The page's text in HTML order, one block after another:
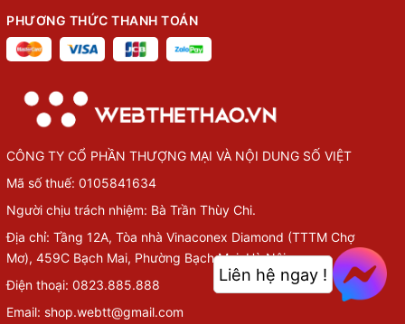
PHƯƠNG THỨC THANH TOÁN
CÔNG TY CỔ PHẦN THƯỢNG MẠI VÀ NỘI DUNG SỐ VIỆT
Mã số thuế: 0105841634
Người chịu trách nhiệm: Bà Trần Thùy Chi.
Địa chỉ: Tầng 12A, Tòa nhà Vinaconex Diamond (TTTM Chợ
Mơ), 459C Bạch Mai, Phường Bạch Mai, Hà Nội
Điện thoại: 0823.885.888
Email: shop.webtt@gmail.com
Liên hệ ngay !